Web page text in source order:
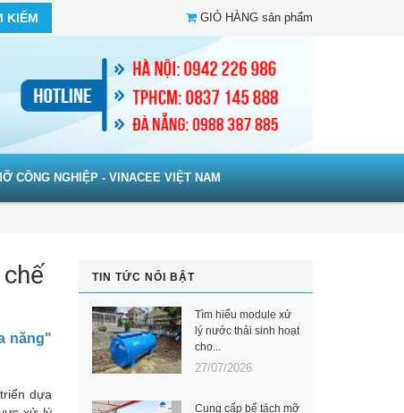
KIẾM GIỎ HÀNG sản phẩm
CÔNG NGHIỆP - VINACEE VIỆT NAM
năng"
dựa
TIN TỨC NỔI BẬT
Tìm hiểu module xử
lý nước thải sinh hoạt
cho...
27/07/2026
Cung cấp bể tách mỡ